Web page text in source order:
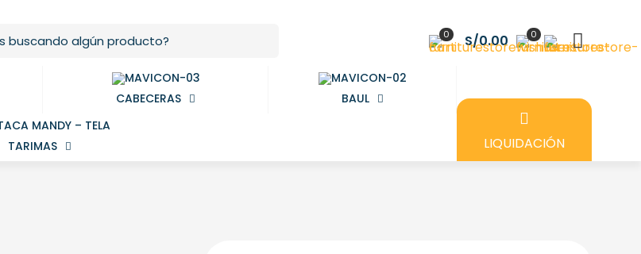
0 S/0.00 0
CABECERAS BAUL
TARIMAS LIQUIDACIÓN